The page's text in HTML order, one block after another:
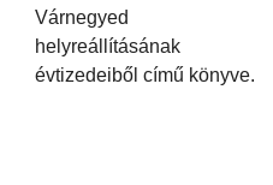
Várnegyed
helyreállításának
évtizedeiből című könyve.